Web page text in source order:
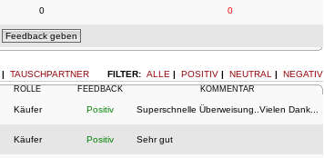
0 0
FILTER: ALLE | POSITIV | NEUTRAL | NEGATIV
| TAUSCHPARTNER
ROLLE FEEDBACK KOMMENTAR
Käufer Positiv Superschnelle Überweisung..Vielen Dank...
Käufer Positiv Sehr gut